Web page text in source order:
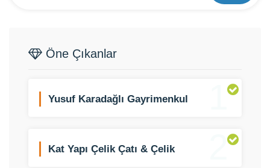
Öne Çıkanlar
1
Yusuf Karadağlı Gayrimenkul
2
Kat Yapı Çelik Çatı & Çelik